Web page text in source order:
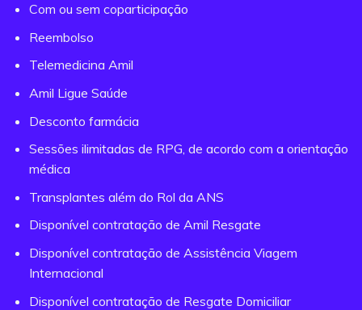
Com ou sem coparticipação
Reembolso
Telemedicina Amil
Amil Ligue Saúde
Desconto farmácia
Sessões ilimitadas de RPG, de acordo com a orientação
médica
Transplantes além do Rol da ANS
Disponível contratação de Amil Resgate
Disponível contratação de Assistência Viagem
Internacional
Disponível contratação de Resgate Domiciliar